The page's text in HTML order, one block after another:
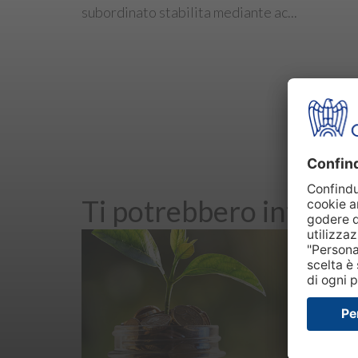
subordinato stabilita mediante ac...
Ti potrebbero